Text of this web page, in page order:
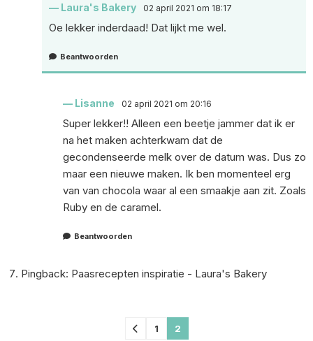
Laura's Bakery 02 april 2021 om 18:17
Oe lekker inderdaad! Dat lijkt me wel.
Beantwoorden
Lisanne 02 april 2021 om 20:16
Super lekker!! Alleen een beetje jammer dat ik er
na het maken achterkwam dat de
gecondenseerde melk over de datum was. Dus zo
maar een nieuwe maken. Ik ben momenteel erg
van van chocola waar al een smaakje aan zit. Zoals
Ruby en de caramel.
Beantwoorden
Pingback: Paasrecepten inspiratie - Laura's Bakery
1 2